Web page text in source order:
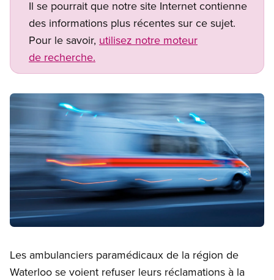
Il se pourrait que notre site Internet contienne
des informations plus récentes sur ce sujet.
Pour le savoir, utilisez notre moteur
de recherche.
Image
Les ambulanciers paramédicaux de la région de
Waterloo se voient refuser leurs réclamations à la